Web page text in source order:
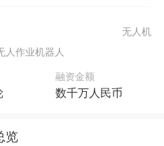
人作业机器人
无人机
融资金额
数千万人民币
览